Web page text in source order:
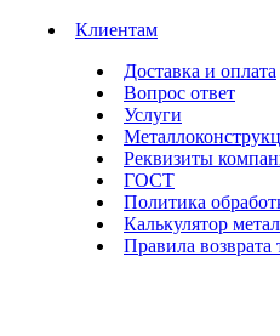
Клиентам
Доставка и оплата
Вопрос ответ
Услуги
Реквизиты
ГОСТ
Политика
Калькулятор
Правила возврата